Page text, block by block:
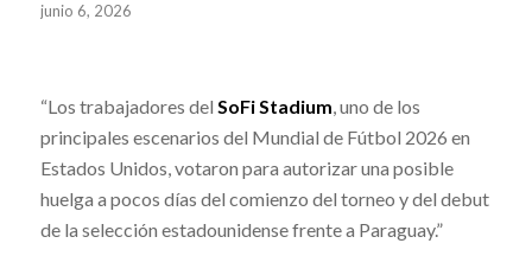
junio 6, 2026
“Los trabajadores del SoFi Stadium, uno de los
principales escenarios del Mundial de Fútbol 2026 en
Estados Unidos, votaron para autorizar una posible
huelga a pocos días del comienzo del torneo y del debut
de la selección estadounidense frente a Paraguay.”